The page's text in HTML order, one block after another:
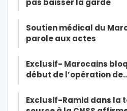
pas baisser la garde
Soutien médical du
parole aux actes
Exclusif- Marocains
début de l’opération
Exclusif-Ramid dans la